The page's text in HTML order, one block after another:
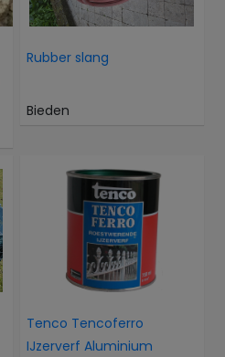
Rubber slang
Bieden
Tenco Tencoferro
IJzerverf Aluminium